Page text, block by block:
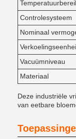
Controlesysteem
Nominaal
Vacuümniveau
Materiaal
Deze industriële
van eetbare